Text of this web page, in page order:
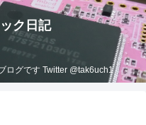
ク日記
ログです Twitter @tak6uch1